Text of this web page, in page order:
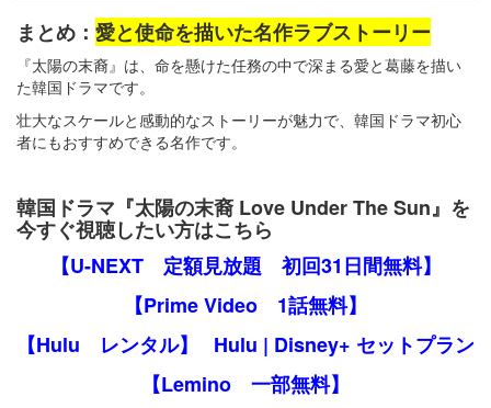
まとめ： 愛と使命を描いた名作ラブストーリー
『太陽の末裔』は、命を懸けた任務の中で深まる愛と葛藤を描い
た韓国ドラマです。
壮大なスケールと感動的なストーリーが魅力で、韓国ドラマ初心
者にもおすすめできる名作です。
韓国ドラマ『太陽の末裔 Love Under The Sun』を
今すぐ視聴したい方はこちら
【U-NEXT 定額見放題 初回31日間無料】
【Prime Video 1話無料】
【Hulu レンタル】
Hulu | Disney+ セットプラン
【Lemino 一部無料】